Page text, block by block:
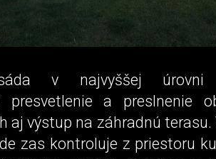
v najvyššej úrovni
presvetlenie a preslnenie
aj výstup na záhradnú terasu.
zas kontroluje z priestoru